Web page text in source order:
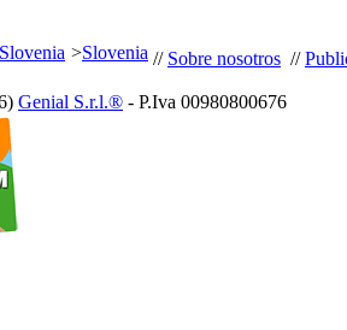
Slovenia >Slovenia // Sobre nosotros //
Genial S.r.l.® - P.Iva 00980800676